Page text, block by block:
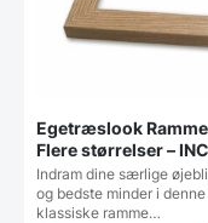
Egetræslook Ramme
Flere størrelser –
Nordicline
Indram dine særlige
og bedste minder i
klassiske ramme…